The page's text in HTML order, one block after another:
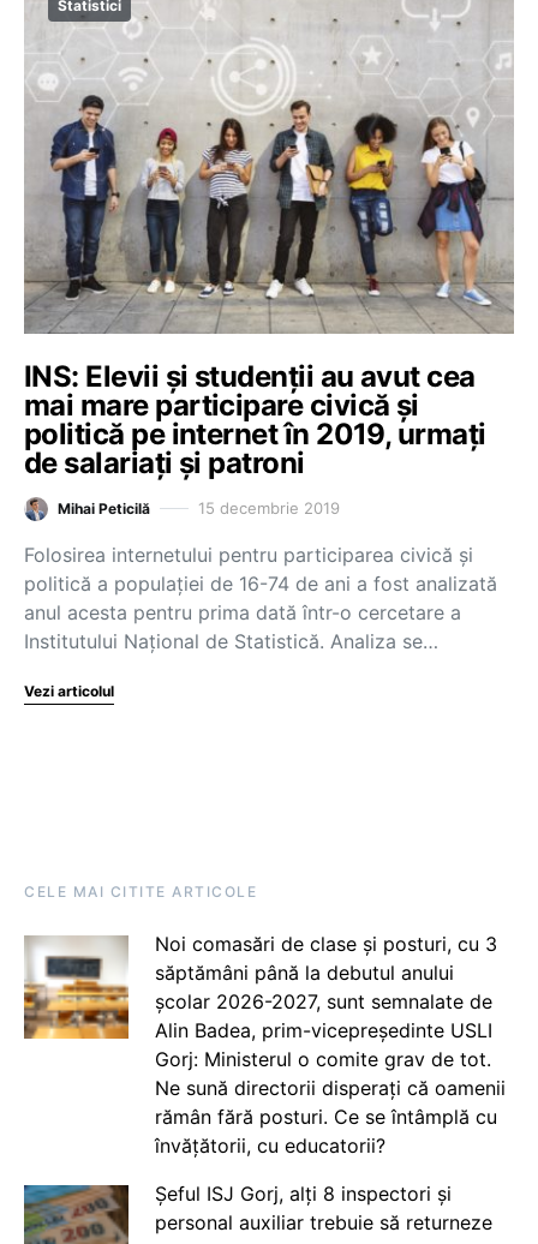
Statistici
INS: Elevii și studenții au avut cea
mai mare participare civică și
politică pe internet în 2019, urmați
de salariați și patroni
Mihai Peticilă 15 decembrie 2019
Folosirea internetului pentru participarea civică și
politică a populației de 16-74 de ani a fost analizată
anul acesta pentru prima dată într-o cercetare a
Institutului Național de Statistică. Analiza se…
Vezi articolul
CELE MAI CITITE ARTICOLE
Noi comasări de clase și posturi, cu 3
săptămâni până la debutul anului
școlar 2026-2027, sunt semnalate de
Alin Badea, prim-vicepreședinte USLI
Gorj: Ministerul o comite grav de tot.
Ne sună directorii disperați că oamenii
rămân fără posturi. Ce se întâmplă cu
învățătorii, cu educatorii?
Șeful ISJ Gorj, alți 8 inspectori și
personal auxiliar trebuie să returneze